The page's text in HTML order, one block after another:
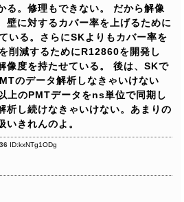
る。修理もできない。
だから解像
壁に対するカバー率を上げるために
いる。さらにSKよりもカバー率を
削減するためにR12860を開発し
像度を持たせている。
後は、SKで
のデータ解析しなきゃいけない
上のPMTデータをns単位で同期し
析し続けなきゃいけない。あまりの
いきれんのよ。
ID:kxNTg1ODg